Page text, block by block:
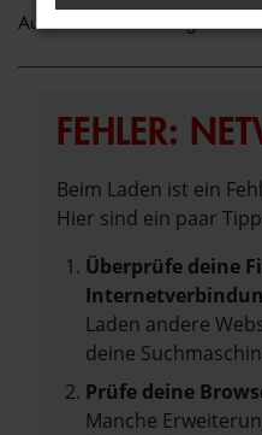
Audi A8 Gebrauchtwagen
FEHLER:
Beim Laden ist ein
Hier sind ein paar
Überprüfe deine
Laden andere
deine
Prüfe deine
Manche